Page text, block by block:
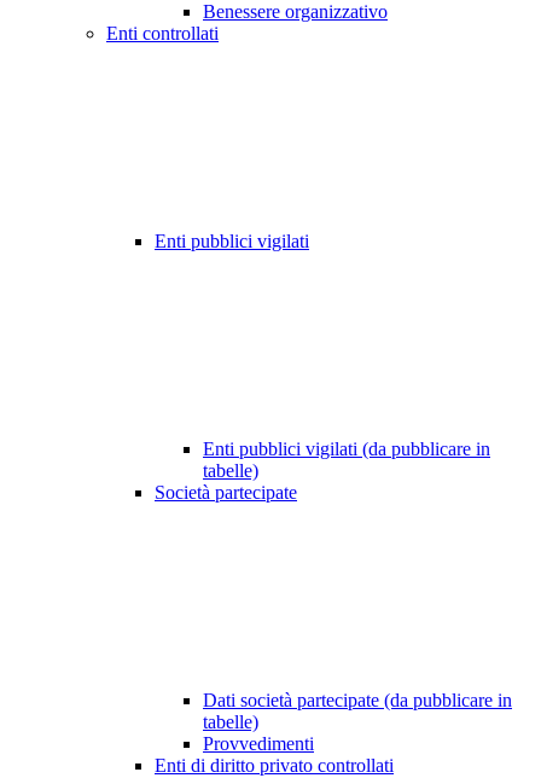
Benessere organizzativo
Enti controllati
Enti pubblici vigilati
Enti pubblici vigilati (da pubblicare in
tabelle)
Società partecipate
Dati società partecipate (da pubblicare in
tabelle)
Provvedimenti
Enti di diritto privato controllati